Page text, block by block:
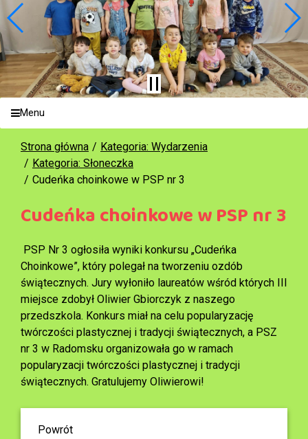
Menu
Strona główna
Kategoria: Wydarzenia
Kategoria: Słoneczka
Cudeńka choinkowe w PSP nr 3
Cudeńka choinkowe w PSP nr 3
PSP Nr 3 ogłosiła wyniki konkursu „Cudeńka
Choinkowe”, który polegał na tworzeniu ozdób
świątecznych. Jury wyłoniło laureatów wśród których III
miejsce zdobył Oliwier Gbiorczyk z naszego
przedszkola. Konkurs miał na celu popularyzację
twórczości plastycznej i tradycji świątecznych, a PSZ
nr 3 w Radomsku organizowała go w ramach
popularyzacji twórczości plastycznej i tradycji
świątecznych. Gratulujemy Oliwierowi!
Powrót